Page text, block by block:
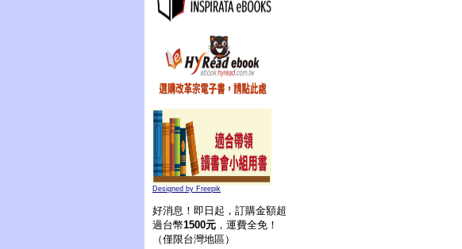
Designed by Freepik
好消息！即日起，訂購金額超
過台幣1500元 ，運費全免！
（僅限台灣地區）